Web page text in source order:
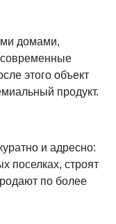
домами,
современные
этого объект
продукт.
и адресно:
поселках, строят
по более